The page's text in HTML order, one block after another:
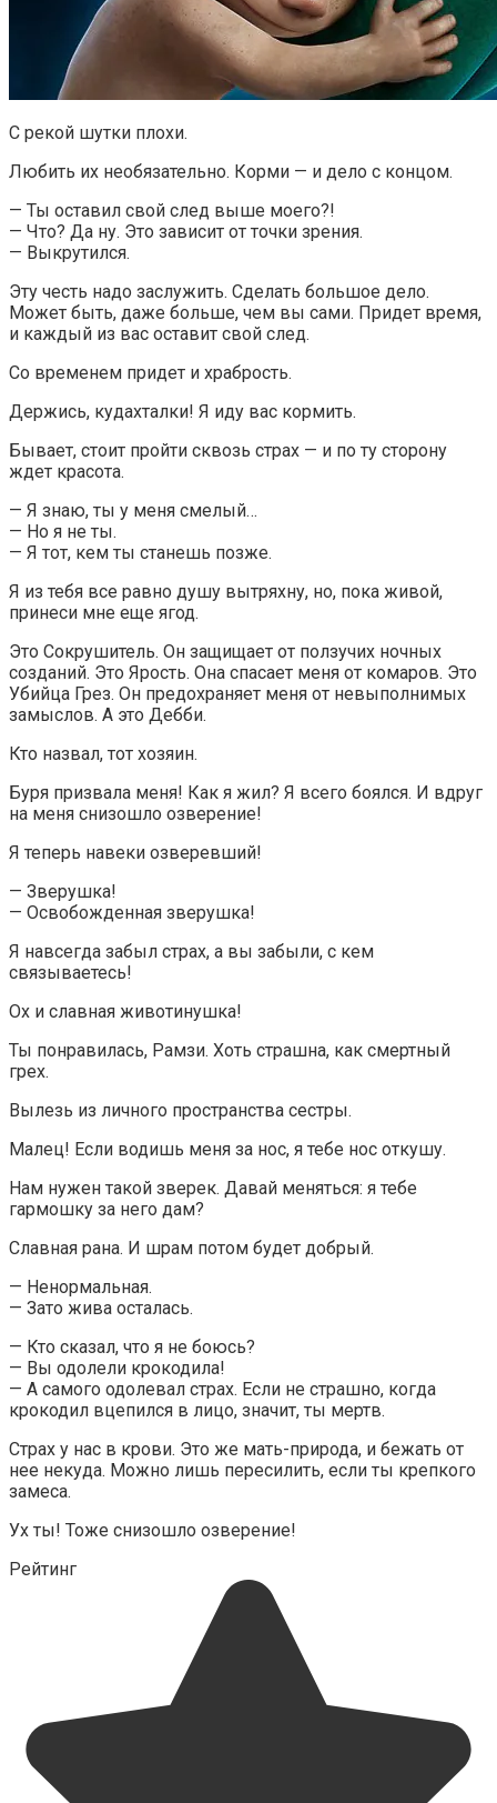
С рекой шутки плохи.
Любить их необязательно. Корми — и дело с концом.
— Ты оставил свой след выше моего?!
— Что? Да ну. Это зависит от точки зрения.
— Выкрутился.
Эту честь надо заслужить. Сделать большое дело.
Может быть, даже больше, чем вы сами. Придет время,
и каждый из вас оставит свой след.
Со временем придет и храбрость.
Держись, кудахталки! Я иду вас кормить.
Бывает, стоит пройти сквозь страх — и по ту сторону
ждет красота.
— Я знаю, ты у меня смелый…
— Но я не ты.
— Я тот, кем ты станешь позже.
Я из тебя все равно душу вытряхну, но, пока живой,
принеси мне еще ягод.
Это Сокрушитель. Он защищает от ползучих ночных
созданий. Это Ярость. Она спасает меня от комаров. Это
Убийца Грез. Он предохраняет меня от невыполнимых
замыслов. А это Дебби.
Кто назвал, тот хозяин.
Буря призвала меня! Как я жил? Я всего боялся. И вдруг
на меня снизошло озверение!
Я теперь навеки озверевший!
— Зверушка!
— Освобожденная зверушка!
Я навсегда забыл страх, а вы забыли, с кем
связываетесь!
Ох и славная животинушка!
Ты понравилась, Рамзи. Хоть страшна, как смертный
грех.
Вылезь из личного пространства сестры.
Малец! Если водишь меня за нос, я тебе нос откушу.
Нам нужен такой зверек. Давай меняться: я тебе
гармошку за него дам?
Славная рана. И шрам потом будет добрый.
— Ненормальная.
— Зато жива осталась.
— Кто сказал, что я не боюсь?
— Вы одолели крокодила!
— А самого одолевал страх. Если не страшно, когда
крокодил вцепился в лицо, значит, ты мертв.
Страх у нас в крови. Это же мать-природа, и бежать от
нее некуда. Можно лишь пересилить, если ты крепкого
замеса.
Ух ты! Тоже снизошло озверение!
Рейтинг